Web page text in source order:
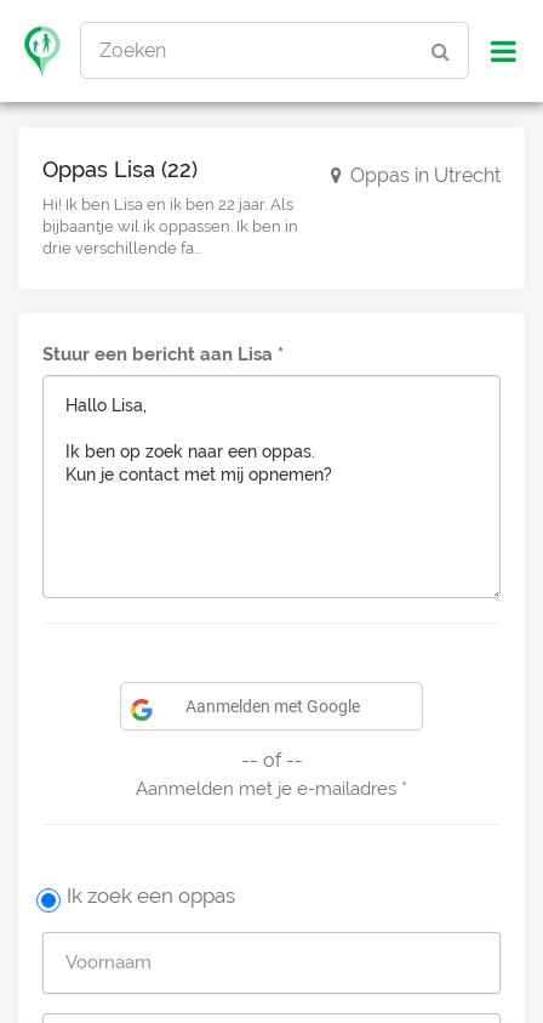
Zoeken
Oppas Lisa (22)
Hi! Ik ben Lisa en ik ben 22 jaar. Als
bijbaantje wil ik oppassen. Ik ben in
drie verschillende fa...
Oppas in Utrecht
Stuur een bericht aan Lisa
Aanmelden met Google
-- of --
Aanmelden met je e-mailadres
Ik zoek een oppas